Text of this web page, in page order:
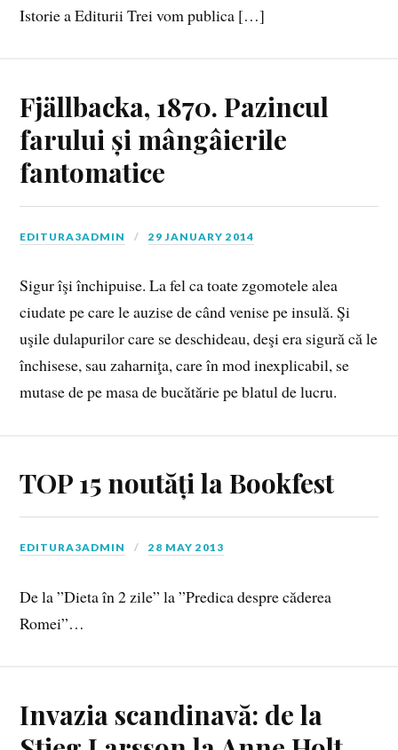
Istorie a Editurii Trei vom publica […]
Fjällbacka, 1870. Pazincul
farului și mângâierile
fantomatice
EDITURA3ADMIN 29 JANUARY 2014
Sigur îşi închipuise. La fel ca toate zgomotele alea
ciudate pe care le auzise de când venise pe insulă. Şi
uşile dulapurilor care se deschideau, deşi era sigură că le
închisese, sau zaharniţa, care în mod inexplicabil, se
mutase de pe masa de bucătărie pe blatul de lucru.
TOP 15 noutăți la Bookfest
EDITURA3ADMIN 28 MAY 2013
De la ”Dieta în 2 zile” la ”Predica despre căderea
Romei”…
Invazia scandinavă: de la